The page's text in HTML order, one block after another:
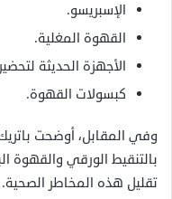
الإسبريسو.
القهوة المغلية.
الأجهزة الحديثة
كبسولات القهوة.
وفي المقابل، أوضحت
بالتنقيط الورقي والقهوة
تقليل هذه المخاطر الصحية.